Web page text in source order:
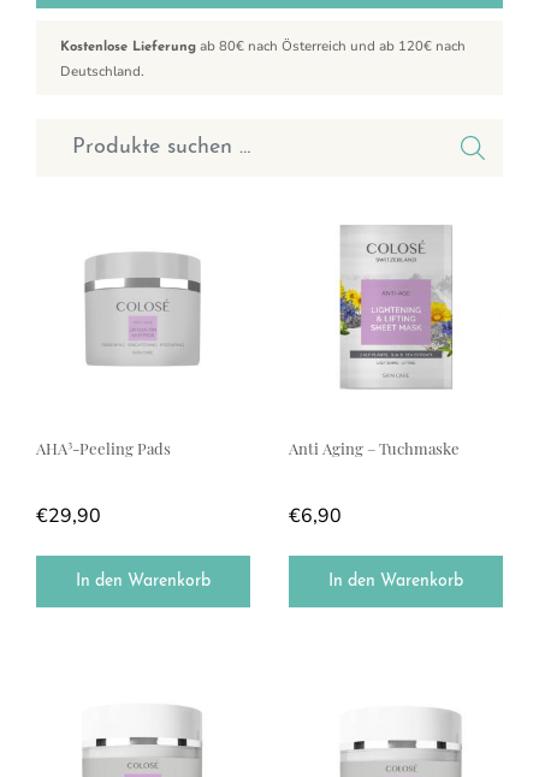
Kostenlose Lieferung ab 80€ nach Österreich und ab 120€ nach
Deutschland.
Suchen nach:
AHA³-Peeling Pads
€29,90
In den Warenkorb
Anti Aging – Tuchmaske
€6,90
In den Warenkorb